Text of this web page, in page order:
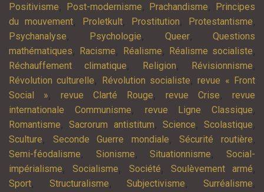
Positivisme, Post-modernisme, Prachandisme,
Principes
du mouvement, Proletkult, Prostitution, Protestantisme,
Psychanalyse, Psychologie, Queer,Questions
mathématiques, Racisme, Réalisme, Réalisme socialiste,
Réchauffement climatique, Religion, Révisionnisme,
Révolution culturelle, Révolution socialiste,revue « Front
Social », revue Clarté Rouge, revue Crise, revue
internationale Communisme, revue Ligne Classique,
Romantisme,Sacrorum antistitum, Science, Scolastique,
Sculture, Seconde Guerre mondiale,Sécurité routière,
Semi-féodalisme, Sionisme,Situationnisme,Social-
impérialisme,Socialisme, Société, Soulèvement armé,
Sport, Structuralisme,Subjectivisme,Surréalisme,